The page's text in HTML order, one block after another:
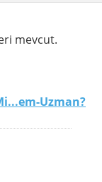
mevcut.
Uzman?